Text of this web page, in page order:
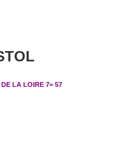
LA LOIRE 7= 57